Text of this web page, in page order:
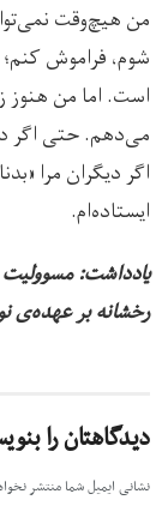
من هیچ‌وقت
شوم، فراموش
است. اما من هنوز
می‌دهم. حتی اگر
اگر دیگران مرا
ایستاده‌ام.
یادداشت: مسوولیت
رخشانه بر عهده‌ی
دیدگاهتان را
نشانی ایمیل شما منتشر